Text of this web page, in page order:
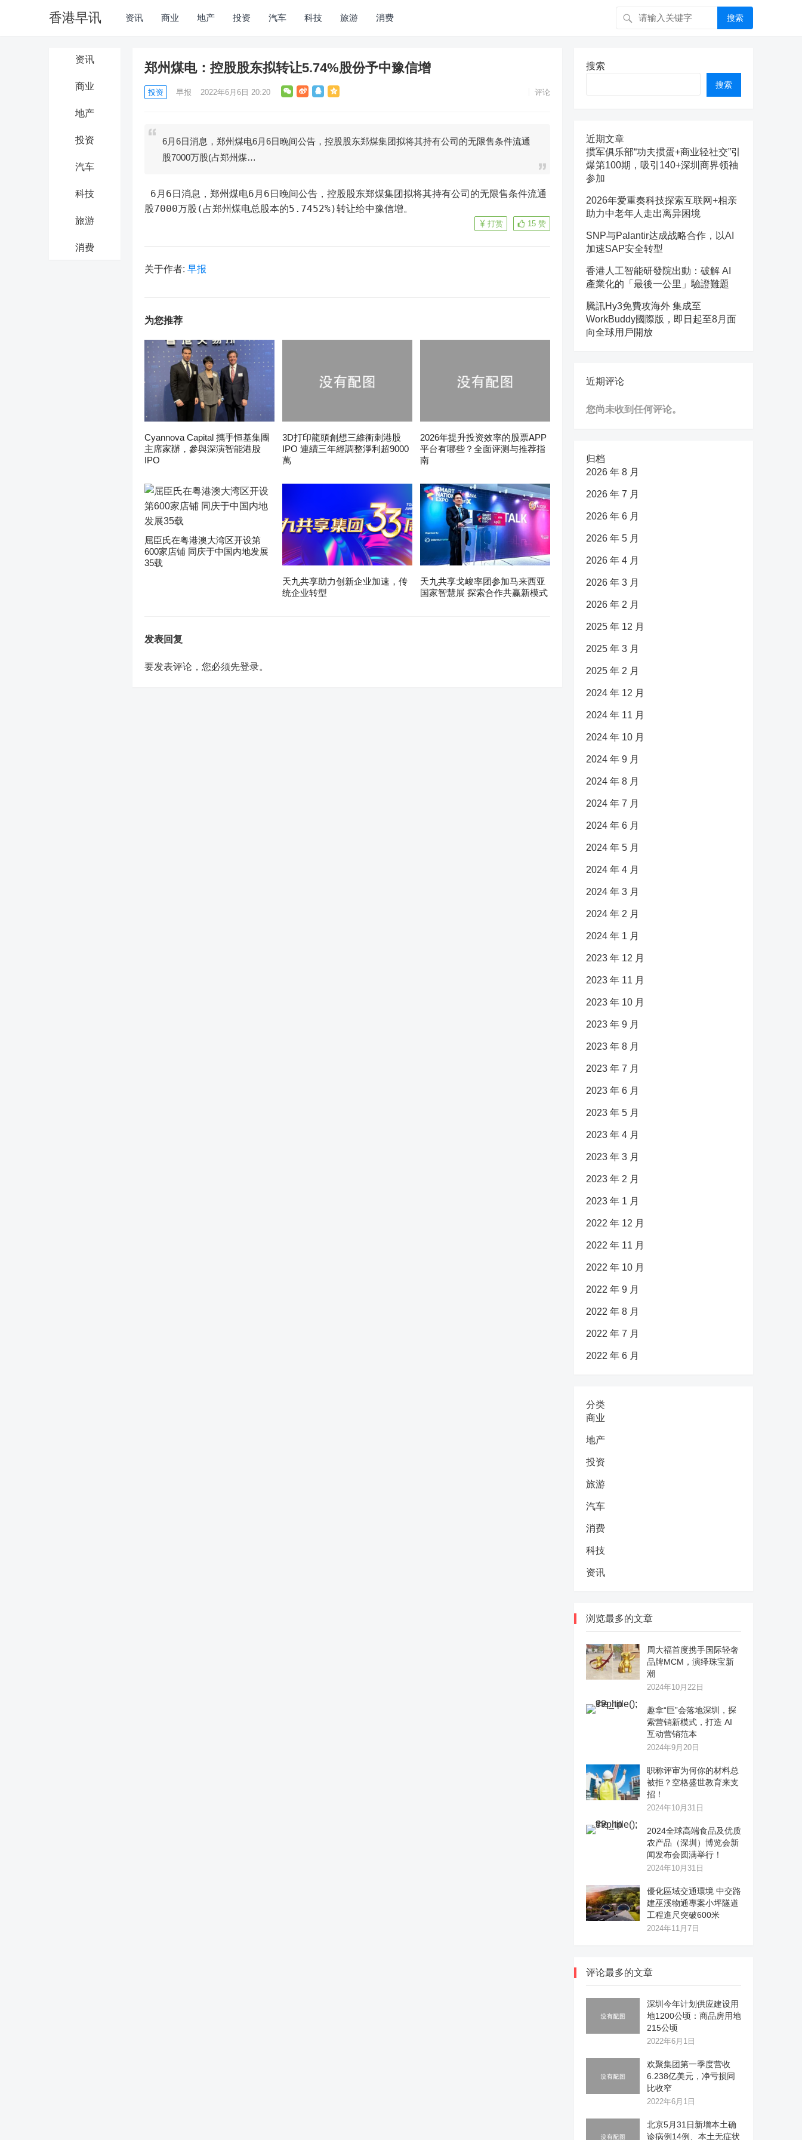
香港早讯 资讯 商业 地产 投资 汽车 科技 旅游 消费 搜索
资讯
商业
地产
投资
汽车
科技
旅游
消费
郑州煤电：控股股东拟转让5.74%股份予中豫信增
投资 早报 2022年6月6日 20:20 评论
6月6日消息，郑州煤电6月6日晚间公告，控股股东郑煤集团拟将其持有公司的无限售条件流通
股7000万股(占郑州煤…
股7000万股(占郑州煤电总股本的5.7452%)转让给中豫信增。
15 赞
打赏
关于作者: 早报
为您推荐
Cyannova Capital 攜手恒基集團
主席家辦，參與深演智能港股
IPO
3D打印龍頭創想三維衝刺港股
IPO 連續三年經調整淨利超9000
萬
2026年提升投资效率的股票APP
平台有哪些？全面评测与推荐指
南
屈臣氏在粤港澳大湾区开设第
600家店铺 同庆于中国内地发展
35载
天九共享助力创新企业加速，传
统企业转型
天九共享戈峻率团参加马来西亚
国家智慧展 探索合作共赢新模式
发表回复
要发表评论，您必须先登录。
搜索
搜索
近期文章
掼军俱乐部“功夫掼蛋+商业轻社交”引
爆第100期，吸引140+深圳商界领袖
参加
2026年爱重奏科技探索互联网+相亲
助力中老年人走出离异困境
SNP与Palantir达成战略合作，以AI
加速SAP安全转型
香港人工智能研發院出動：破解 AI
產業化的「最後一公里」驗證難題
騰訊Hy3免費攻海外 集成至
WorkBuddy國際版，即日起至8月面
向全球用戶開放
近期评论
您尚未收到任何评论。
归档
2026 年 8 月
2026 年 7 月
2026 年 6 月
2026 年 5 月
2026 年 4 月
2026 年 3 月
2026 年 2 月
2025 年 12 月
2025 年 3 月
2025 年 2 月
2024 年 12 月
2024 年 11 月
2024 年 10 月
2024 年 9 月
2024 年 8 月
2024 年 7 月
2024 年 6 月
2024 年 5 月
2024 年 4 月
2024 年 3 月
2024 年 2 月
2024 年 1 月
2023 年 12 月
2023 年 11 月
2023 年 10 月
2023 年 9 月
2023 年 8 月
2023 年 7 月
2023 年 6 月
2023 年 5 月
2023 年 4 月
2023 年 3 月
2023 年 2 月
2023 年 1 月
2022 年 12 月
2022 年 11 月
2022 年 10 月
2022 年 9 月
2022 年 8 月
2022 年 7 月
2022 年 6 月
分类
商业
地产
投资
旅游
汽车
消费
科技
资讯
浏览最多的文章
周大福首度携手国际轻奢
品牌MCM，演绎珠宝新
潮
2024年10月22日
趣拿“巨”会落地深圳，探
索营销新模式，打造 AI
互动营销范本
2024年9月20日
职称评审为何你的材料总
被拒？空格盛世教育来支
招！
2024年10月31日
2024全球高端食品及优质
农产品（深圳）博览会新
闻发布会圆满举行！
2024年10月31日
優化區域交通環境 中交路
建巫溪物通專案小坪隧道
工程進尺突破600米
2024年11月7日
评论最多的文章
深圳今年计划供应建设用
地1200公顷：商品房用地
215公顷
2022年6月1日
欢聚集团第一季度营收
6.238亿美元，净亏损同
比收窄
2022年6月1日
北京5月31日新增本土确
诊病例14例、本土无症状